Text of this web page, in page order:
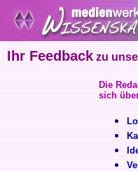
Ihr Feedback zu
Die
sich